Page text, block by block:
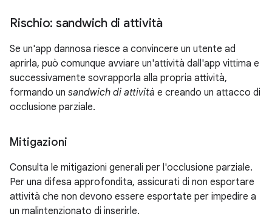
Rischio: sandwich di attività
Se un'app dannosa riesce a convincere un utente ad
aprirla, può comunque avviare un'attività dall'app vittima e
successivamente sovrapporla alla propria attività,
formando un sandwich di attività e creando un attacco di
occlusione parziale.
Mitigazioni
Consulta le mitigazioni generali per l'occlusione parziale.
Per una difesa approfondita, assicurati di non esportare
attività che non devono essere esportate per impedire a
un malintenzionato di inserirle.